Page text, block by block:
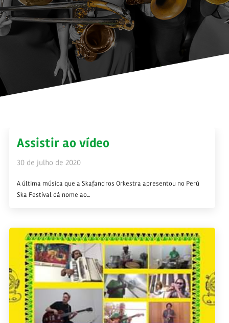
Assistir ao vídeo
30 de julho de 2020
A última música que a Skafandros Orkestra apresentou no Perú
Ska Festival dá nome ao...